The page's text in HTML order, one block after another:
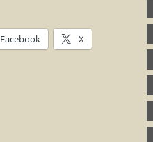
Facebook X